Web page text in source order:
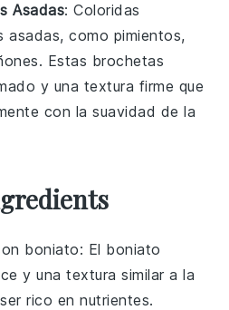
Asadas: Coloridas
asadas, como pimientos,
. Estas brochetas
y una textura firme que
con la suavidad de la
boniato: El boniato
y una textura similar a la
rico en nutrientes.